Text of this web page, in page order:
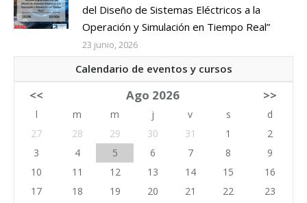
del Diseño de Sistemas Eléctricos a la
Operación y Simulación en Tiempo Real”
23 junio, 2026
Calendario de eventos y cursos
<< Ago 2026 >>
l m m j v s
d
27
28 29 30 31 1
2
3
4 5 6 7 8
9
10
11 12 13 14 15
16
17
18 19 20 21 22
23